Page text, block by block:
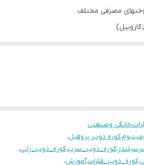
مصرفی مختلف
۱۰ تا ۱۵ روز بعد از ثبت سفارش و قطعی کردن خرید، توسط
ارسال با خریدار است.
وصنعتی
،کوره ذوب پروفیل،
،کوره_ذوب_سرب،کوره_ذوب_رانی،
،کوره_ذوب_فلزات،آموزش،